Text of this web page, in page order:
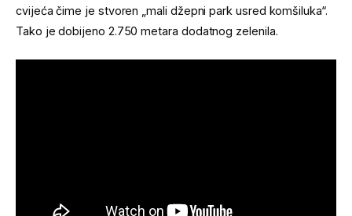
cvijeća čime je stvoren „mali džepni park usred komšiluka“.
Tako je dobijeno 2.750 metara dodatnog zelenila.